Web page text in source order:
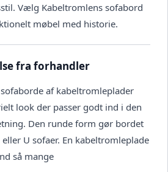
Vælg Kabeltromlens sofabord
møbel med historie.
fra forhandler
af kabeltromleplader
look der passer godt ind i den
Den runde form gør bordet
U sofaer. En kabeltromleplade
så mange